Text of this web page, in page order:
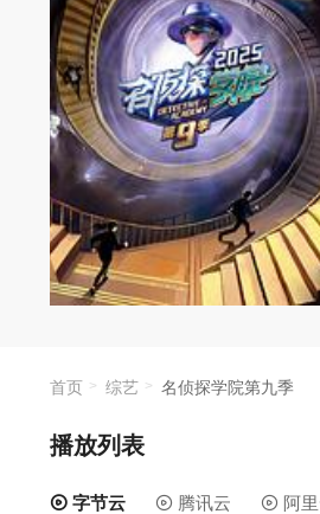
首页 综艺 名侦探学院第九季
播放列表
字节云 腾讯云 阿